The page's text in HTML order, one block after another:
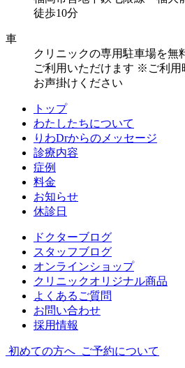
徒歩10分
車
クリニックの専用駐車場を無
ご利用いただけます ※ご利用
お声掛けください
トップ
わたしたちについて
りわDrからのメッセージ
診療内容
症例
料金
お知らせ
休診日
ドクターブログ
スタッフブログ
オンラインショップ
クリニックオリジナル商品
よくあるご質問
お問い合わせ
採用情報
初めての方へ ご予約について